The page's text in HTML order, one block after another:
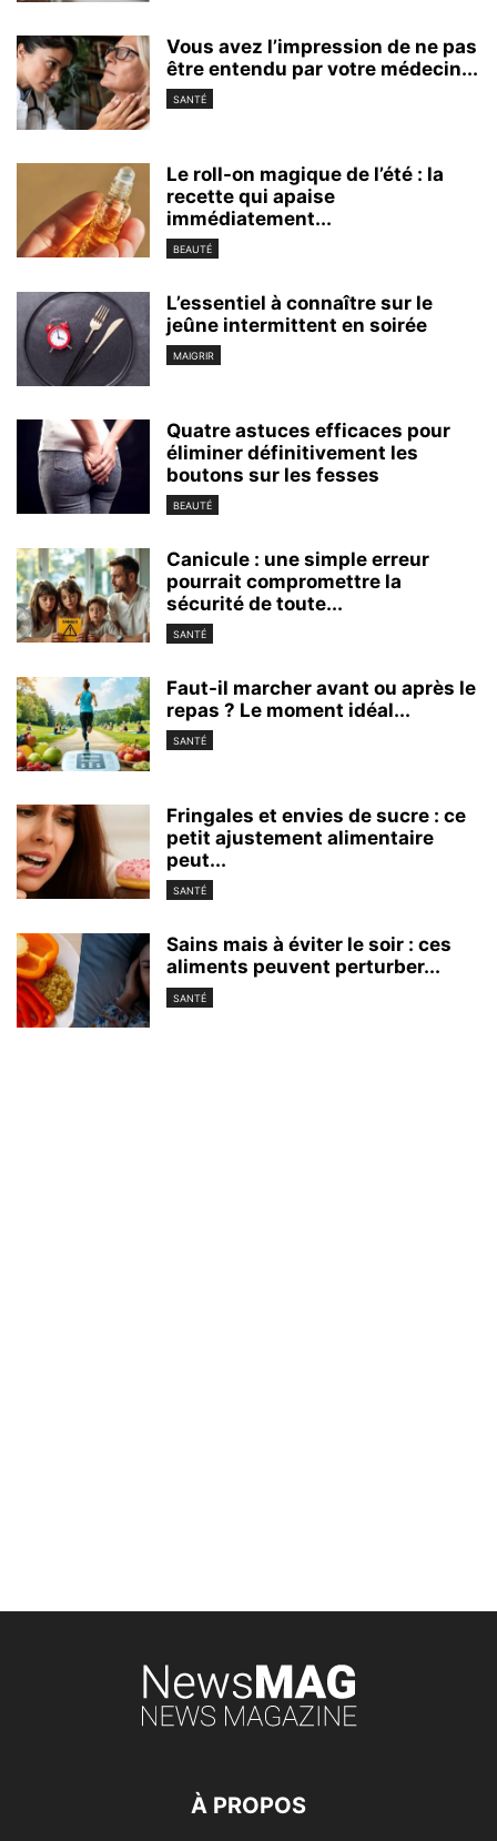
Vous avez l’impression de ne pas
être entendu par votre médecin...
SANTÉ
Le roll-on magique de l’été : la
recette qui apaise
immédiatement...
BEAUTÉ
L’essentiel à connaître sur le
jeûne intermittent en soirée
MAIGRIR
Quatre astuces efficaces pour
éliminer définitivement les
boutons sur les fesses
BEAUTÉ
Canicule : une simple erreur
pourrait compromettre la
sécurité de toute...
SANTÉ
Faut-il marcher avant ou après le
repas ? Le moment idéal...
SANTÉ
Fringales et envies de sucre : ce
petit ajustement alimentaire
peut...
SANTÉ
Sains mais à éviter le soir : ces
aliments peuvent perturber...
SANTÉ
À PROPOS